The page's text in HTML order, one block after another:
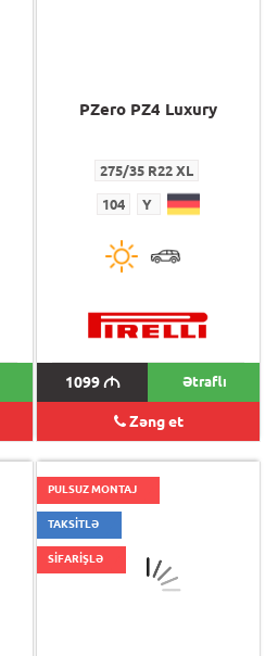
PZero PZ4 Luxury
275/35 R22 XL
104 Y
1099M Ətraflı
Zəng et
PULSUZ MONTAJ
TAKSİTLƏ
SİFARİŞLƏ